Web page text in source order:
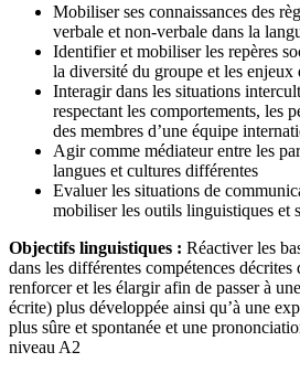
Mobiliser ses connaissances des
verbale et non-verbale dans la
Identifier et mobiliser les repères
la diversité du groupe et les enjeux
Interagir dans les situations
respectant les comportements, les
des membres d’une équipe
Agir comme médiateur entre les
langues et cultures différentes
Evaluer les situations de
mobiliser les outils linguistiques et
Objectifs linguistiques : Réactiver les
dans les différentes compétences
renforcer et les élargir afin de passer à
écrite) plus développée ainsi qu’à une
plus sûre et spontanée et une
niveau A2